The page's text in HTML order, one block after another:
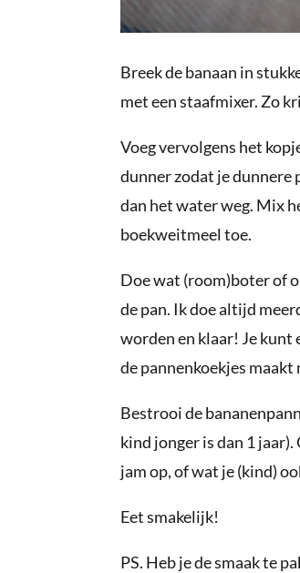
Breek de banaan in
met een staafmixer. Zo
Voeg vervolgens het
dunner zodat je dunnere
dan het water weg. Mix
boekweitmeel toe.
Doe wat (room)boter of
de pan. Ik doe altijd
worden en klaar! Je kunt
de pannenkoekjes maakt
Bestrooi de
kind jonger is dan 1
jam op, of wat je (kind)
Eet smakelijk!
PS. Heb je de smaak te